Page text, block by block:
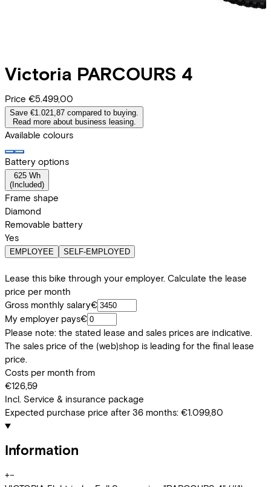
Victoria PARCOURS 4
Price €5.499,00
Save €1.021,87 compared to buying.
Read more about business leasing.
Available colours
Battery options
625 Wh
( Included)
Frame shape
Diamond
Removable battery
Yes
EMPLOYEE SELF-EMPLOYED
Lease this bike through your employer. Calculate the lease
price per month
Gross monthly salary€
My employer pays€
Please note: the stated lease and sales prices are indicative.
The sales price of the (web)shop is leading for the final lease
price.
Costs per month from
€126,59
Incl. Service & insurance package
Expected purchase price after 36 months: €1.099,80
Information
+−